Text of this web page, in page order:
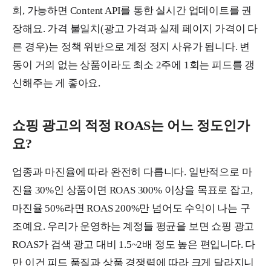
회, 가능하면 Content API를 통한 실시간 업데이트를 권
장해요. 가격 불일치(광고 가격과 실제 페이지 가격이 다
른 경우)는 정책 위반으로 계정 정지 사유가 됩니다. 변
동이 거의 없는 상품이라도 최소 2주에 1회는 피드를 갱
신해주는 게 좋아요.
쇼핑 광고의 적정 ROAS는 어느 정도인가
요?
업종과 마진율에 따라 완전히 다릅니다. 일반적으로 마
진율 30%인 상품이면 ROAS 300% 이상을 목표로 잡고,
마진율 50%라면 ROAS 200%만 넘어도 수익이 나는 구
조예요. 우리가 운영하는 계정들 평균을 보면 쇼핑 광고
ROAS가 검색 광고 대비 1.5~2배 정도 높은 편입니다. 다
만 이건 피드 품질과 상품 경쟁력에 따라 크게 달라지니